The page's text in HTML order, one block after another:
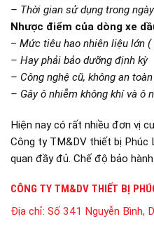
– Thời gian sử dụng trong
Nhược điểm của dòng xe
– Mức tiêu hao nhiên liệu lớn
– Hay phải bảo dưỡng định kỳ
– Công nghệ cũ, không an
– Gây ô nhiễm không khí và ô
Hiện nay có rất nhiều đơn vị
Công ty TM&DV thiết bị Phúc
quan đầy đủ. Chế độ bảo
CÔNG TY TM&DV THIẾT BỊ
Địa chỉ: Số 341 Nguyễn Bình,